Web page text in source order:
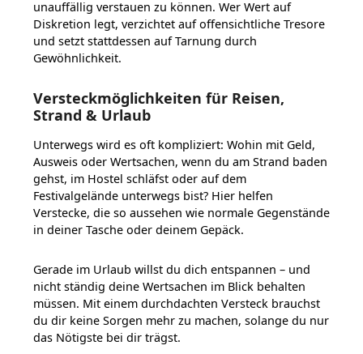
unauffällig verstauen zu können. Wer Wert auf
Diskretion legt, verzichtet auf offensichtliche Tresore
und setzt stattdessen auf Tarnung durch
Gewöhnlichkeit.
Versteckmöglichkeiten für Reisen,
Strand & Urlaub
Unterwegs wird es oft kompliziert: Wohin mit Geld,
Ausweis oder Wertsachen, wenn du am Strand baden
gehst, im Hostel schläfst oder auf dem
Festivalgelände unterwegs bist? Hier helfen
Verstecke, die so aussehen wie normale Gegenstände
in deiner Tasche oder deinem Gepäck.
Gerade im Urlaub willst du dich entspannen – und
nicht ständig deine Wertsachen im Blick behalten
müssen. Mit einem durchdachten Versteck brauchst
du dir keine Sorgen mehr zu machen, solange du nur
das Nötigste bei dir trägst.